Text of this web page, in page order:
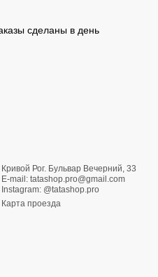
сделаны в день
Кривой Рог. Бульвар Вечерний, 33
E-mail: tatashop.pro@gmail.com
Instagram: @tatashop.pro
Карта проезда